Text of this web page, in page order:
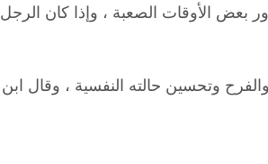
الأوقات الصعبة ، وإذا كان الرجل
وتحسين حالته النفسية ،